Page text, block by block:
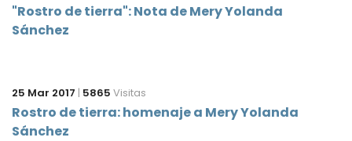
"Rostro de tierra": Nota de Mery Yolanda
Sánchez
25 Mar 2017 | 5865 Visitas
Rostro de tierra: homenaje a Mery Yolanda
Sánchez